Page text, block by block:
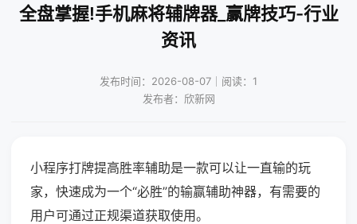
全盘掌握!手机麻将辅牌器_赢牌技巧-行业
资讯
发布时间：2026-08-07｜阅读：1
发布者：欣新网
小程序打牌提高胜率辅助是一款可以让一直输的玩
家，快速成为一个“必胜”的输赢辅助神器，有需要的
用户可通过正规渠道获取使用。